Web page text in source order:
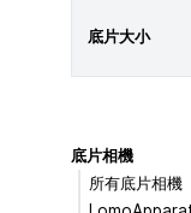
底片大小
底片相機
所有底片相機